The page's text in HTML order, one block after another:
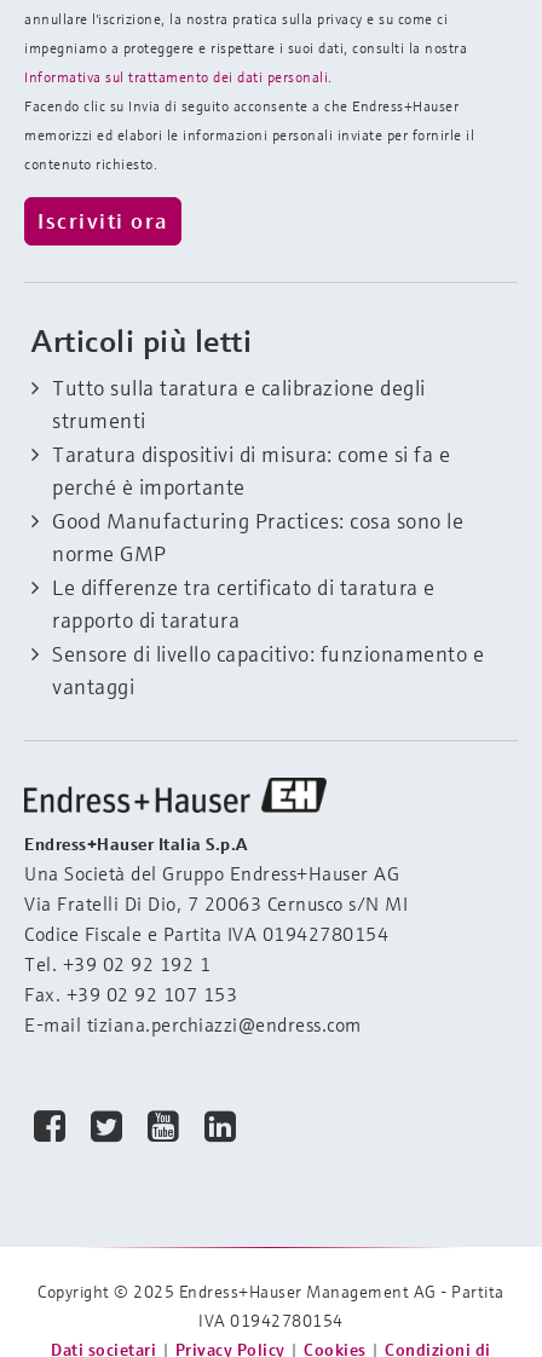
annullare l'iscrizione, la nostra pratica sulla privacy e su come ci
impegniamo a proteggere e rispettare i suoi dati, consulti la nostra
Informativa sul trattamento dei dati personali
Facendo clic su Invia di seguito acconsente a che Endress+Hauser
memorizzi ed elabori le informazioni personali inviate per fornirle il
contenuto richiesto.
Articoli più letti
Tutto sulla taratura e calibrazione degli
strumenti
Taratura dispositivi di misura: come si fa e
perché è importante
Good Manufacturing Practices: cosa sono le
norme GMP
Le differenze tra certificato di taratura e
rapporto di taratura
Sensore di livello capacitivo: funzionamento e
vantaggi
Endress+Hauser Italia S.p.A
Una Società del Gruppo Endress+Hauser AG
Via Fratelli Di Dio, 7 20063 Cernusco s/N MI
Codice Fiscale e Partita IVA 01942780154
Tel. +39 02 92 192 1
Fax. +39 02 92 107 153
E-mail tiziana.perchiazzi@endress.com
Copyright © 2025 Endress+Hauser Management AG - Partita
IVA 01942780154
Dati societari | Privacy Policy | Cookies | Condizioni di